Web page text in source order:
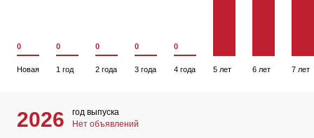
0
Новая
0
1 год
0
2 года
0
3 года
0
4 года 5 лет 6 лет 7 лет
2026
год выпуска
Нет объявлений